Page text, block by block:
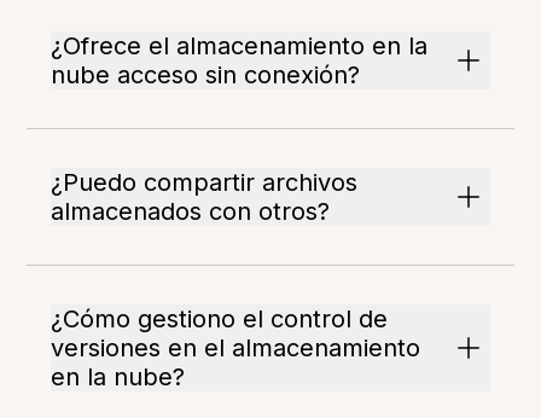
¿Ofrece el almacenamiento en la
nube acceso sin conexión?
¿Puedo compartir archivos
almacenados con otros?
¿Cómo gestiono el control de
versiones en el almacenamiento
en la nube?